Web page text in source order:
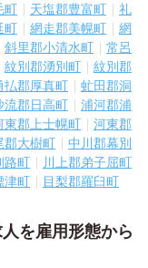
町 天塩郡豊富町
礼
町 網走郡美幌町
網
斜里郡小清水町
常呂
紋別郡湧別町
紋別郡
払郡厚真町
虻田郡洞
流郡日高町
浦河郡浦
東郡上士幌町
河東郡
郡大樹町
中川郡幕別
路町
川上郡弟子屈町
津町 目梨郡羅臼町
を雇用形態から